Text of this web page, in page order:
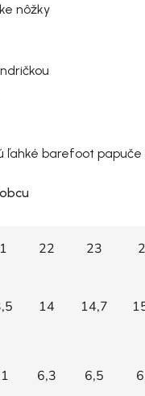
nôžky
ľahké barefoot
22 23
14 14,7
6,3 6,5